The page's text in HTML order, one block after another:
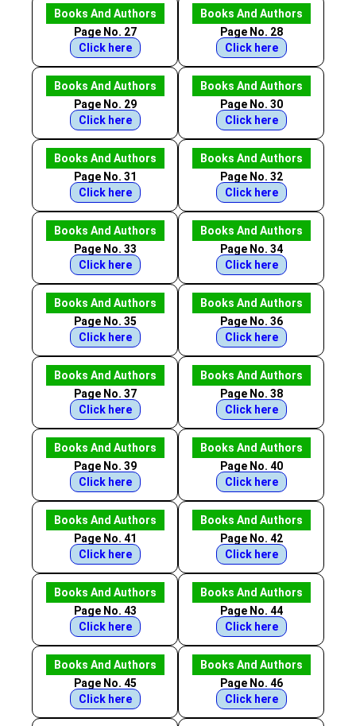
Books And Authors
Page No. 27
Click here
Books And Authors
Page No. 28
Click here
Books And Authors
Page No. 29
Click here
Books And Authors
Page No. 30
Click here
Books And Authors
Page No. 31
Click here
Books And Authors
Page No. 32
Click here
Books And Authors
Page No. 33
Click here
Books And Authors
Page No. 34
Click here
Books And Authors
Page No. 35
Click here
Books And Authors
Page No. 36
Click here
Books And Authors
Page No. 37
Click here
Books And Authors
Page No. 38
Click here
Books And Authors
Page No. 39
Click here
Books And Authors
Page No. 40
Click here
Books And Authors
Page No. 41
Click here
Books And Authors
Page No. 42
Click here
Books And Authors
Page No. 43
Click here
Books And Authors
Page No. 44
Click here
Books And Authors
Page No. 45
Click here
Books And Authors
Page No. 46
Click here